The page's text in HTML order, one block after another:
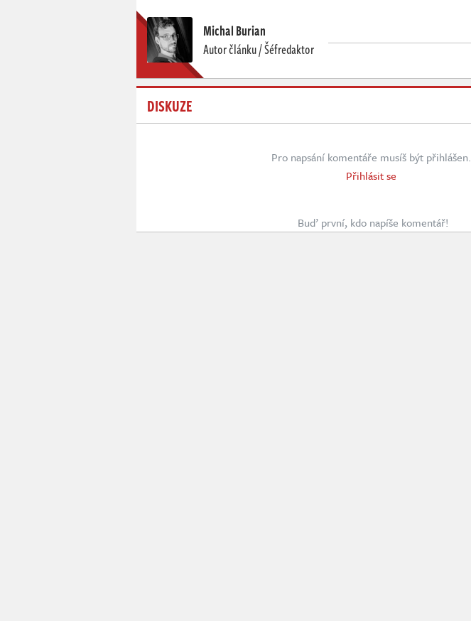
Michal Burian
Autor článku / Šéfredaktor
DISKUZE
Pro napsání komentáře musíš být přihlášen.
Přihlásit se
Buď první, kdo napíše komentář!